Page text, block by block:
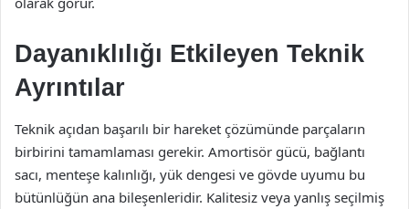
Dayanıklılığı Etkileyen Teknik
Ayrıntılar
Teknik açıdan başarılı bir hareket çözümünde parçaların
birbirini tamamlaması gerekir. Amortisör gücü, bağlantı
sacı, menteşe kalınlığı, yük dengesi ve gövde uyumu bu
bütünlüğün ana bileşenleridir. Kalitesiz veya yanlış seçilmiş